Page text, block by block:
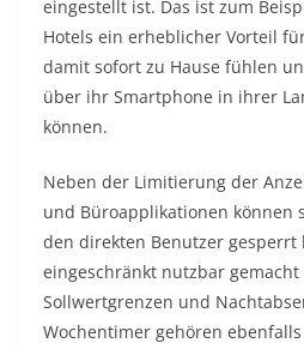
eingestellt ist. Das ist zum
Hotels ein erheblicher Vorteil
damit sofort zu Hause fühlen
über ihr Smartphone in ihrer
können.
Neben der Limitierung der
und Büroapplikationen können
den direkten Benutzer gesperrt
eingeschränkt nutzbar gemacht
Sollwertgrenzen und
Wochentimer gehören